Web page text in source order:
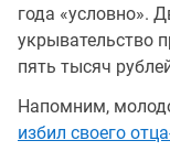
года «условно».
укрывательство
пять тысяч
Напомним,
избил своего